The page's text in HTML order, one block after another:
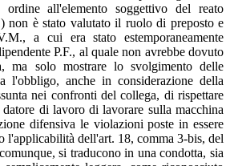
all'elemento soggettivo del reato
non è stato valutato il ruolo di preposto e
a cui era stato estemporaneamente
P.F., al quale non avrebbe dovuto
ma solo mostrare lo svolgimento delle
l'obbligo, anche in considerazione della
nei confronti del collega, di rispettare
di lavoro di lavorare sulla macchina
difensiva le violazioni poste in essere
l'applicabilità dell'art. 18, comma 3-bis, del
si traducono in una condotta, sia